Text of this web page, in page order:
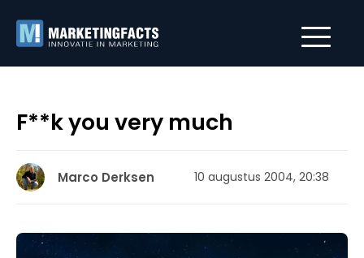
F**k you very much
Marco Derksen 10 augustus 2004, 20:38